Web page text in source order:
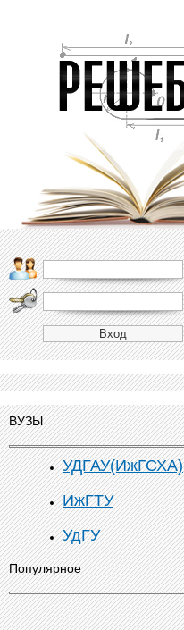
ВУЗЫ
УДГАУ(ИжГСХА)
ИжГТУ
УдГУ
Популярное